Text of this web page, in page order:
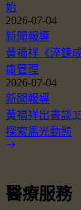
始
2026-07-04
新聞報導
黃福祥《淬鍊
康管理
2026-07-04
新聞報導
黃福祥出書談
探索馬光動態
醫療服務